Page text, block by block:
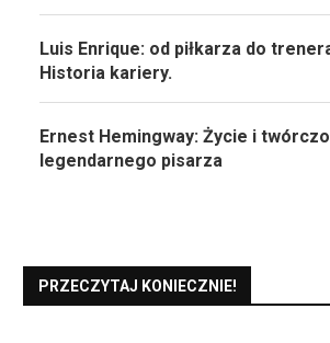
Luis Enrique: od piłkarza do
Historia kariery.
Ernest Hemingway: Życie i
legendarnego pisarza
PRZECZYTAJ KONIECZNIE!